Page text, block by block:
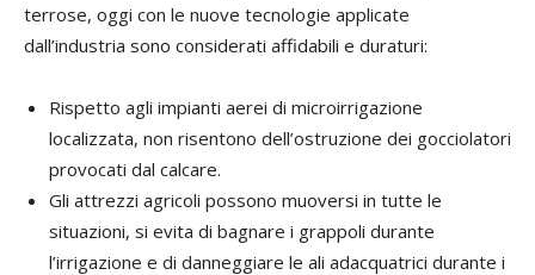
terrose, oggi con le nuove tecnologie applicate
dall’industria sono considerati affidabili e duraturi:
Rispetto agli impianti aerei di microirrigazione
localizzata, non risentono dell’ostruzione dei gocciolatori
provocati dal calcare.
Gli attrezzi agricoli possono muoversi in tutte le
situazioni, si evita di bagnare i grappoli durante
l’irrigazione e di danneggiare le ali adacquatrici durante i